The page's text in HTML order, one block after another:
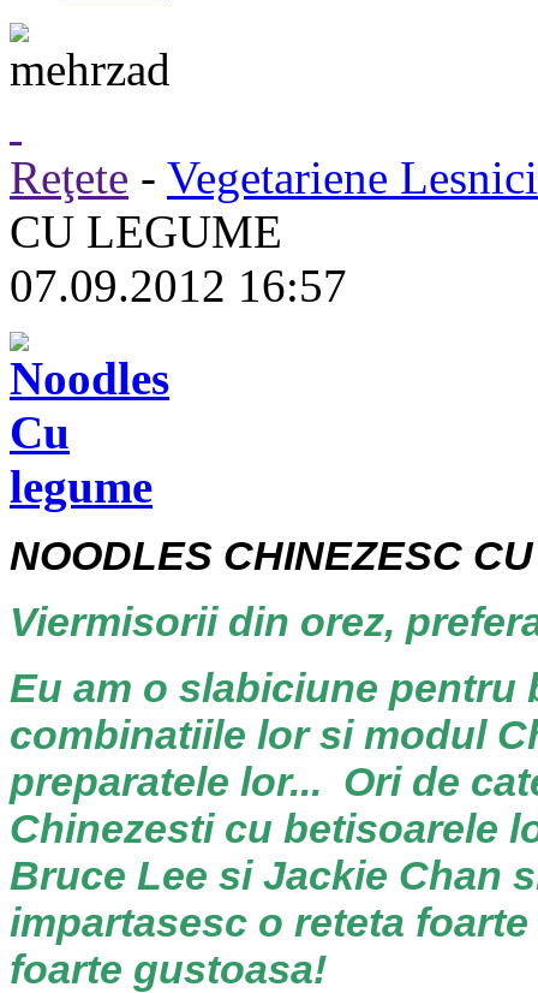
Reţete - Vegetariene
CU LEGUME
07.09.2012 16:57
NOODLES CHINEZESC CU
Viermisorii din orez,
Eu am o slabiciune pentru
combinatiile lor si modul
preparatele lor... Ori de
Chinezesti cu betisoarele
Bruce Lee si Jackie Chan
impartasesc o reteta
foarte gustoasa!